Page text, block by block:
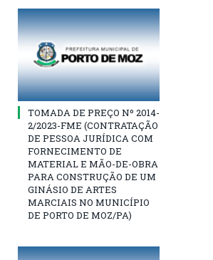
TOMADA DE PREÇO Nº 2014-
2/2023-FME (CONTRATAÇÃO
DE PESSOA JURÍDICA COM
FORNECIMENTO DE
MATERIAL E MÃO-DE-OBRA
PARA CONSTRUÇÃO DE UM
GINÁSIO DE ARTES
MARCIAIS NO MUNICÍPIO
DE PORTO DE MOZ/PA)